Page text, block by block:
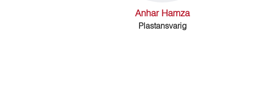
Anhar Hamza
Plastansvarig